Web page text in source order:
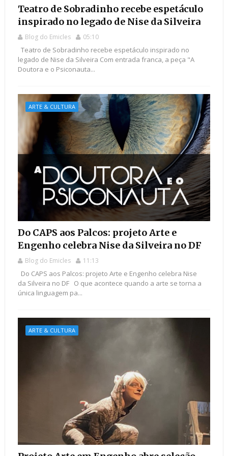
Teatro de Sobradinho recebe espetáculo
inspirado no legado de Nise da Silveira
Blog do Emicles 05:10
Teatro de Sobradinho recebe espetáculo inspirado no
legado de Nise da Silveira Com entrada franca, a peça "A
Doutora e o Psiconauta...
ARTE & CULTURA
Do CAPS aos Palcos: projeto Arte e
Engenho celebra Nise da Silveira no DF
Blog do Emicles 11:13
Do CAPS aos Palcos: projeto Arte e Engenho celebra Nise
da Silveira no DF O que acontece quando a arte se torna a
única linguagem pa...
ARTE & CULTURA